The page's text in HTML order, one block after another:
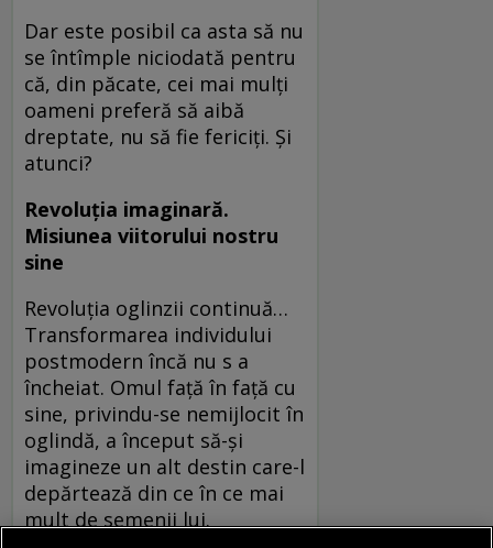
Dar este posibil ca asta să nu
se în­tîmple niciodată pentru
că, din păcate, cei mai mulți
oameni preferă să aibă
dreptate, nu să fie fericiți. Și
atunci?
Revoluția imaginară.
Misiunea viitorului nostru
sine
Revoluția oglinzii continuă…
Transformarea individului
postmodern încă nu s a
încheiat. Omul față în față cu
sine, privindu-se nemijlocit în
oglindă, a început să-și
imagineze un alt destin care-l
depărtează din ce în ce mai
mult de semenii lui.